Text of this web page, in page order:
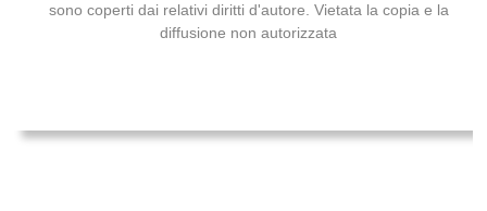
sono coperti dai relativi diritti d'autore. Vietata la copia e la
diffusione non autorizzata